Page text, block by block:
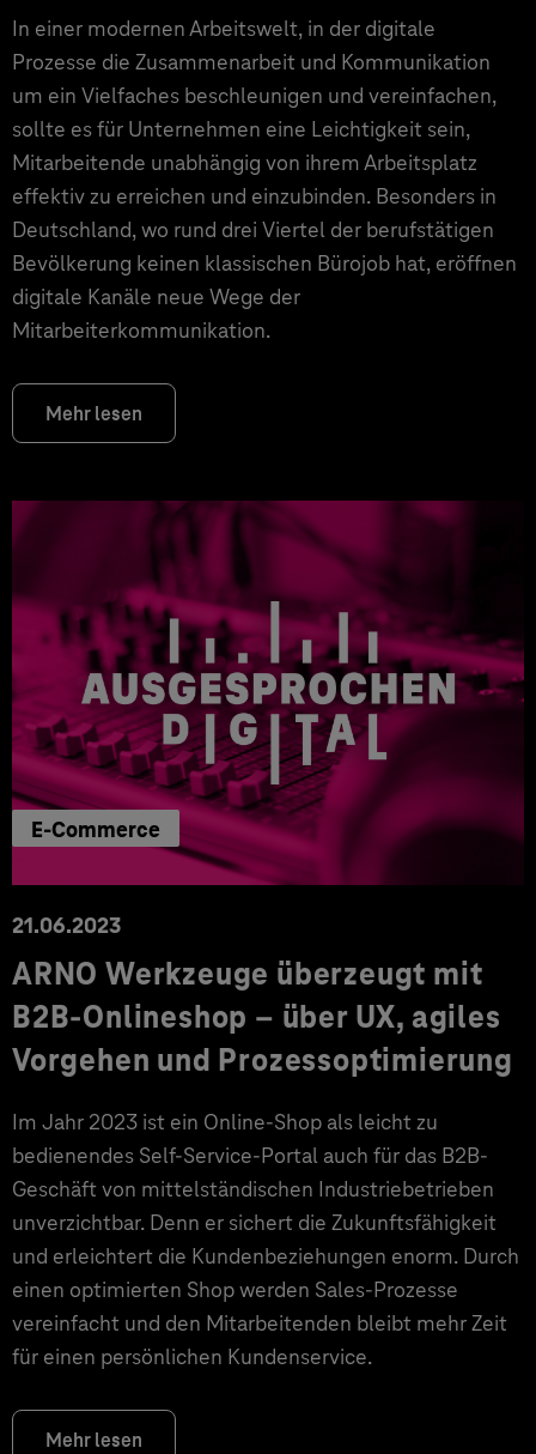
In einer modernen Arbeitswelt, in der digitale
Prozesse die Zusammenarbeit und Kommunikation
um ein Vielfaches beschleunigen und vereinfachen,
sollte es für Unternehmen eine Leichtigkeit sein,
Mitarbeitende unabhängig von ihrem Arbeitsplatz
effektiv zu erreichen und einzubinden. Besonders in
Deutschland, wo rund drei Viertel der berufstätigen
Bevölkerung keinen klassischen Bürojob hat, eröffnen
digitale Kanäle neue Wege der
Mitarbeiterkommunikation.
Mehr lesen
E-Commerce
21.06.2023
ARNO Werkzeuge überzeugt mit
B2B-Onlineshop – über UX, agiles
Vorgehen und Prozessoptimierung
Im Jahr 2023 ist ein Online-Shop als leicht zu
bedienendes Self-Service-Portal auch für das B2B-
Geschäft von mittelständischen Industriebetrieben
unverzichtbar. Denn er sichert die Zukunftsfähigkeit
und erleichtert die Kundenbeziehungen enorm. Durch
einen optimierten Shop werden Sales-Prozesse
vereinfacht und den Mitarbeitenden bleibt mehr Zeit
für einen persönlichen Kundenservice.
Mehr lesen